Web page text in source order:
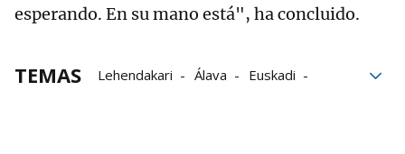
esperando. En su mano está", ha concluido.
TEMAS Lehendakari Álava
Euskadi